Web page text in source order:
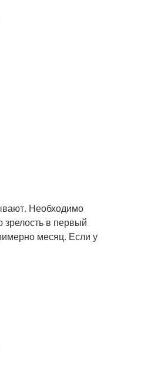
Необходимо
зрелость в первый
месяц. Если у